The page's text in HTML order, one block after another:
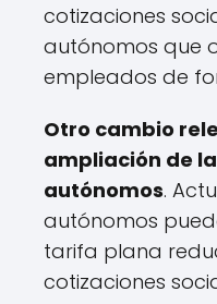
cotizaciones
autónomos que
empleados de
Otro cambio
ampliación de
autónomos.
autónomos
tarifa plana
cotizaciones